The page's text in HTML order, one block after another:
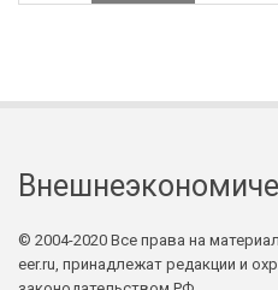
© 2004-2020 Все права на
eer.ru, принадлежат редакции и